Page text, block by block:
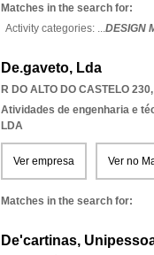
Matches in the search for:
Activity categories: ...DESIGN
De.gaveto, Lda
R DO ALTO DO CASTELO
Atividades de engenharia e
LDA
Ver empresa Ver no
Matches in the search for:
De'cartinas,